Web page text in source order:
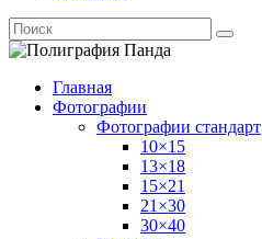
Главная
Фотографии
Фотографии стандарт
10×15
13×18
15×21
21×30
30×40